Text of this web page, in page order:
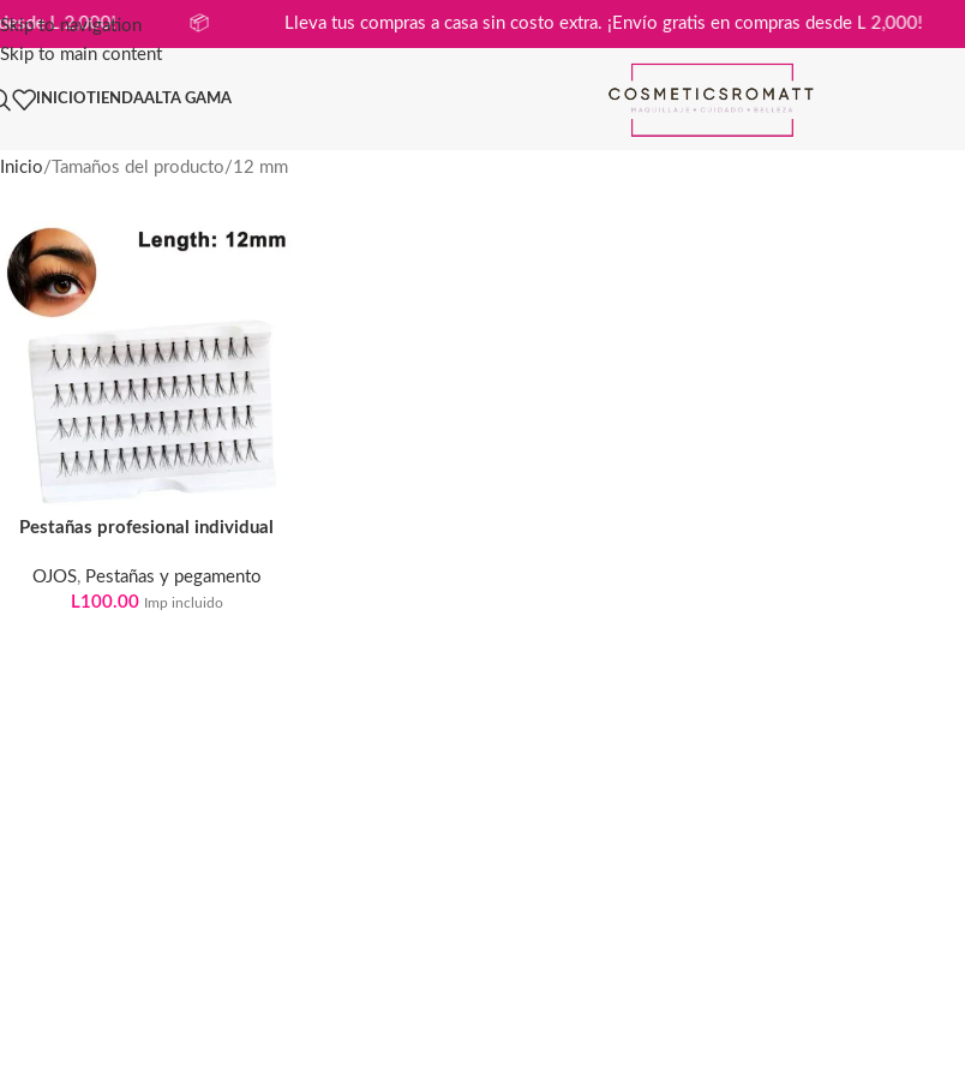
Skip to navigation
Skip to main content
desde L 2,000! Lleva tus compras a casa sin costo extra. ¡Envío gratis en compras desde L 2,000!
INICIOTIENDAALTA GAMA
Inicio Tamaños del producto 12 mm
Pestañas profesional individual
OJOS, Pestañas y pegamento
L100.00 Imp incluido